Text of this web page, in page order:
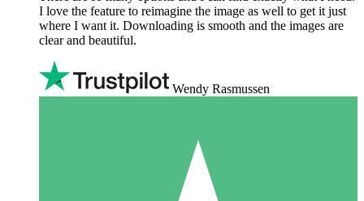
I love the feature to reimagine the image as well to get it just
where I want it. Downloading is smooth and the images are
clear and beautiful.
Wendy Rasmussen